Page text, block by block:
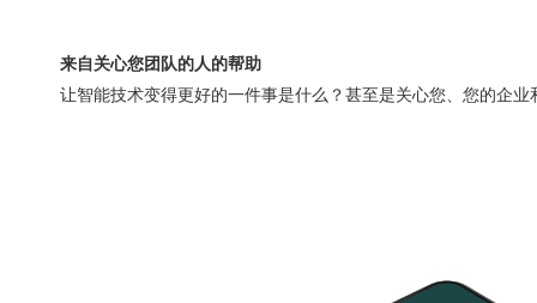
来自关心您团队的人的帮助
让智能技术变得更好的一件事是什么？甚至是关心您、您的企业